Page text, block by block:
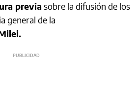
previa sobre la difusión de los
general de la